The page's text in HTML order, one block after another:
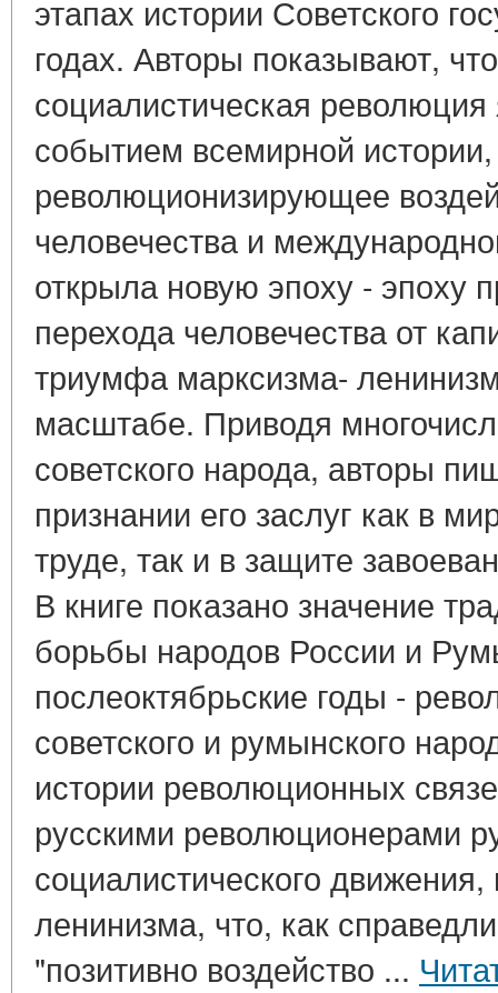
этапах истории Советского
годах. Авторы показывают,
социалистическая
событием всемирной
революционизирующее
человечества и
открыла новую эпоху - эпоху
перехода человечества от
триумфа марксизма-
масштабе. Приводя
советского народа, авторы
признании его заслуг как в
труде, так и в защите
В книге показано значение
борьбы народов России и
послеоктябрьские годы -
советского и румынского
истории революционных
русскими революционерами
социалистического
ленинизма, что, как
"позитивно воздейство ...